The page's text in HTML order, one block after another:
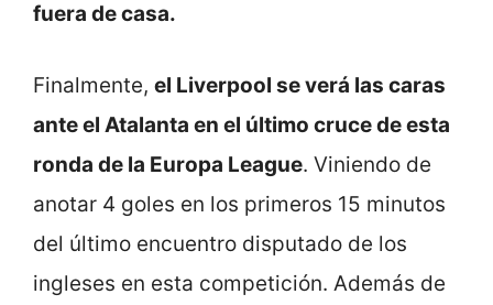
fuera de casa.
Finalmente, el Liverpool se verá las caras
ante el Atalanta en el último cruce de esta
ronda de la Europa League. Viniendo de
anotar 4 goles en los primeros 15 minutos
del último encuentro disputado de los
ingleses en esta competición. Además de